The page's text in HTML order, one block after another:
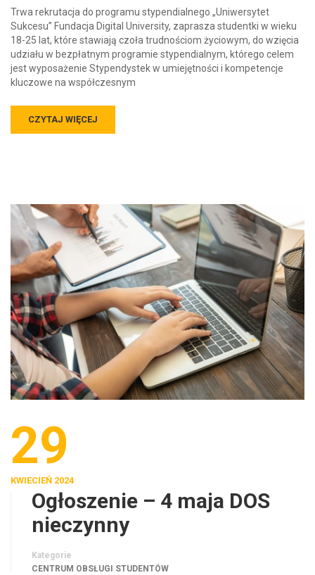
Trwa rekrutacja do programu stypendialnego „Uniwersytet
Sukcesu” Fundacja Digital University, zaprasza studentki w wieku
18-25 lat, które stawiają czoła trudnościom życiowym, do wzięcia
udziału w bezpłatnym programie stypendialnym, którego celem
jest wyposażenie Stypendystek w umiejętności i kompetencje
kluczowe na współczesnym
CZYTAJ WIĘCEJ
29
KWIECIEŃ 2024
Ogłoszenie – 4 maja DOS
nieczynny
Kategorie
CENTRUM OBSŁUGI STUDENTÓW